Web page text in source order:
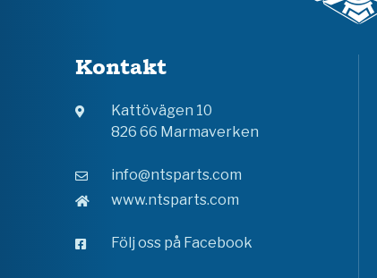
Kontakt
Kattövägen 10
826 66 Marmaverken
info@ntsparts.com
www.ntsparts.com
Följ oss på Facebook